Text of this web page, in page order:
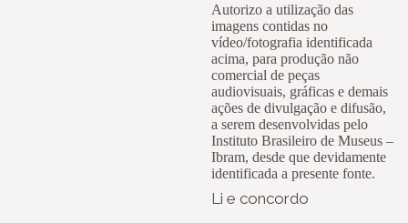
Autorizo a utilização das
imagens contidas no
vídeo/fotografia identificada
acima, para produção não
comercial de peças
audiovisuais, gráficas e demais
ações de divulgação e difusão,
a serem desenvolvidas pelo
Instituto Brasileiro de Museus –
Ibram, desde que devidamente
identificada a presente fonte.
Li e concordo